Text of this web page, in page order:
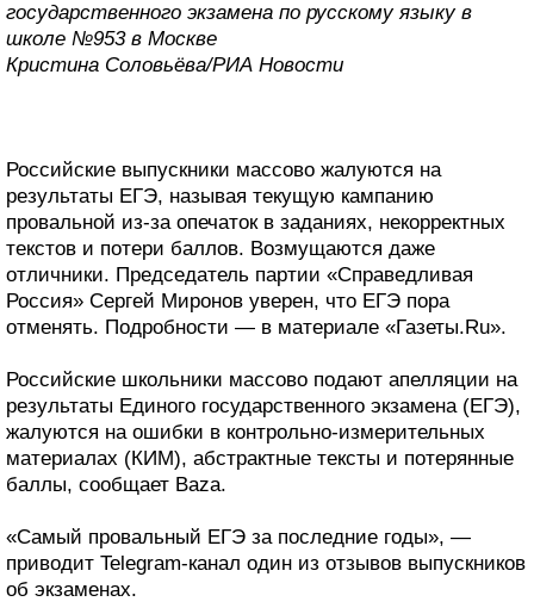
государственного экзамена по русскому языку в
школе №953 в Москве
Кристина Соловьёва/РИА Новости
Российские выпускники массово жалуются на
результаты ЕГЭ, называя текущую кампанию
провальной из-за опечаток в заданиях, некорректных
текстов и потери баллов. Возмущаются даже
отличники. Председатель партии «Справедливая
Россия» Сергей Миронов уверен, что ЕГЭ пора
отменять. Подробности — в материале «Газеты.Ru».
Российские школьники массово подают апелляции на
результаты Единого государственного экзамена (ЕГЭ),
жалуются на ошибки в контрольно-измерительных
материалах (КИМ), абстрактные тексты и потерянные
баллы, сообщает Baza.
«Самый провальный ЕГЭ за последние годы», —
приводит Telegram-канал один из отзывов выпускников
об экзаменах.